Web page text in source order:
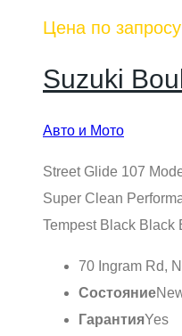
Цена по запросу
Suzuki
Авто и Мото
Street Glide 107
Super Clean
Tempest Black Black
70 Ingram Rd,
Состояние
ГарантияYes